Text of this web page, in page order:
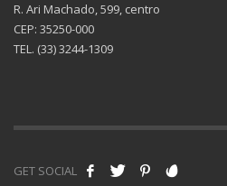
R. Ari Machado, 599, centro
CEP: 35250-000
TEL. (33) 3244-1309
GET SOCIAL